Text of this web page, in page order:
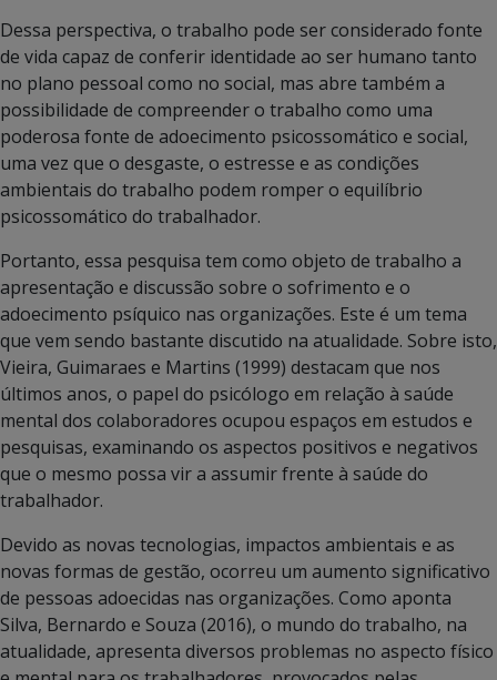
Dessa perspectiva, o trabalho pode ser considerado fonte
de vida capaz de conferir identidade ao ser humano tanto
no plano pessoal como no social, mas abre também a
possibilidade de compreender o trabalho como uma
poderosa fonte de adoecimento psicossomático e social,
uma vez que o desgaste, o estresse e as condições
ambientais do trabalho podem romper o equilíbrio
psicossomático do trabalhador.
Portanto, essa pesquisa tem como objeto de trabalho a
apresentação e discussão sobre o sofrimento e o
adoecimento psíquico nas organizações. Este é um tema
que vem sendo bastante discutido na atualidade. Sobre isto,
Vieira, Guimaraes e Martins (1999) destacam que nos
últimos anos, o papel do psicólogo em relação à saúde
mental dos colaboradores ocupou espaços em estudos e
pesquisas, examinando os aspectos positivos e negativos
que o mesmo possa vir a assumir frente à saúde do
trabalhador.
Devido as novas tecnologias, impactos ambientais e as
novas formas de gestão, ocorreu um aumento significativo
de pessoas adoecidas nas organizações. Como aponta
Silva, Bernardo e Souza (2016), o mundo do trabalho, na
atualidade, apresenta diversos problemas no aspecto físico